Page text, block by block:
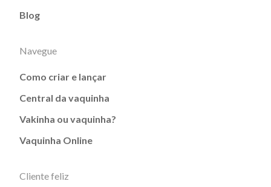
Blog
Navegue
Como criar e lançar
Central da vaquinha
Vakinha ou vaquinha?
Vaquinha Online
Cliente feliz